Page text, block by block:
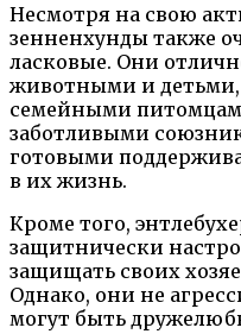
Несмотря на свою
зенненхунды также
ласковые. Они
животными и детьми,
семейными
заботливыми
готовыми
в их жизнь.
Кроме того,
защитнически
защищать своих
Однако, они не
могут быть